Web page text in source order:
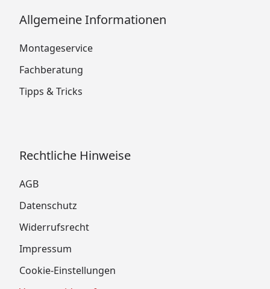
Allgemeine Informationen
Montageservice
Fachberatung
Tipps & Tricks
Rechtliche Hinweise
AGB
Datenschutz
Widerrufsrecht
Impressum
Cookie-Einstellungen